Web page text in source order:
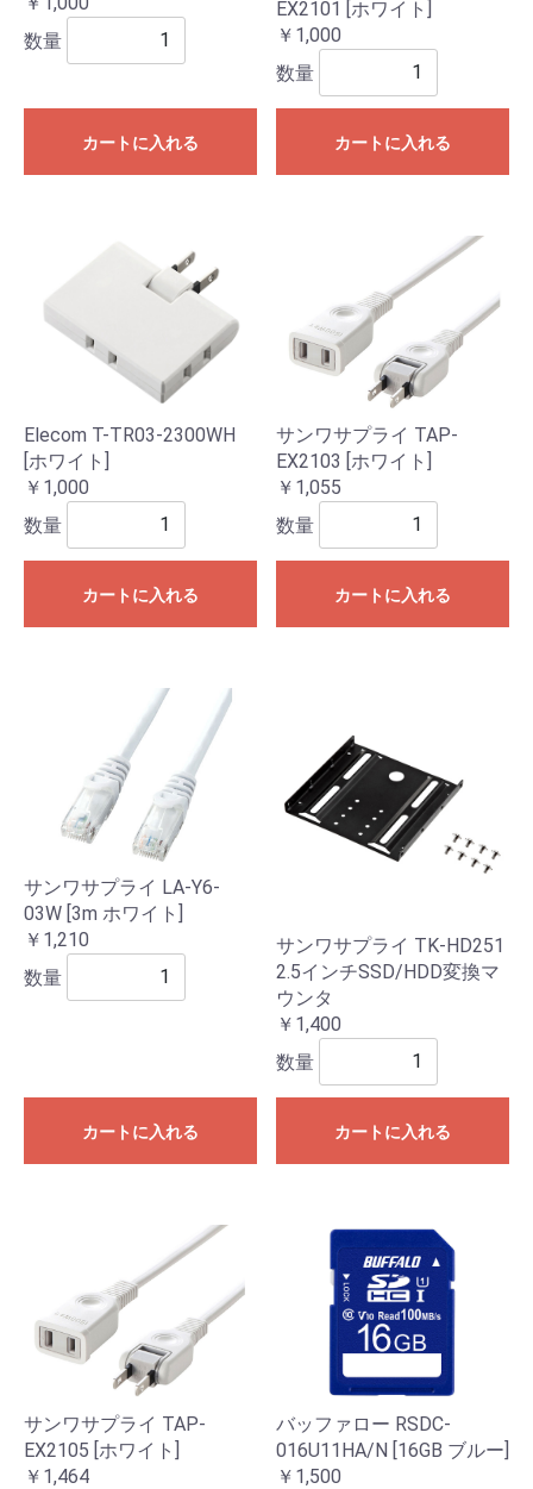
数量
カートに入れる
EX2101 [ホワイト]
￥1,000
数量
カートに入れる
Elecom T-TR03-2300WH
[ホワイト]
￥1,000
数量
カートに入れる
サンワサプライ TAP-
EX2103 [ホワイト]
￥1,055
数量
カートに入れる
サンワサプライ LA-Y6-
03W [3m ホワイト]
￥1,210
数量
カートに入れる
サンワサプライ TK-HD251
2.5インチSSD/HDD変換マ
ウンタ
￥1,400
数量
カートに入れる
サンワサプライ TAP-
EX2105 [ホワイト]
￥1,464
バッファロー RSDC-
016U11HA/N [16GB ブルー]
￥1,500